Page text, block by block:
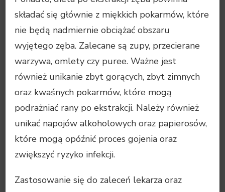
składać się głównie z miękkich pokarmów, które
nie będą nadmiernie obciążać obszaru
wyjętego zęba. Zalecane są zupy, przecierane
warzywa, omlety czy puree. Ważne jest
również unikanie zbyt gorących, zbyt zimnych
oraz kwaśnych pokarmów, które mogą
podrażniać rany po ekstrakcji. Należy również
unikać napojów alkoholowych oraz papierosów,
które mogą opóźnić proces gojenia oraz
zwiększyć ryzyko infekcji.
Zastosowanie się do zaleceń lekarza oraz